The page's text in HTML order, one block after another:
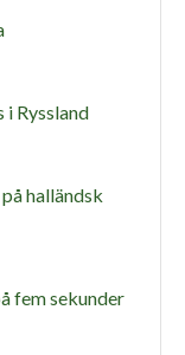
i Ryssland
halländsk
fem sekunder